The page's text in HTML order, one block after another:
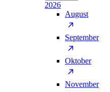
2026
August
September
Oktober
November